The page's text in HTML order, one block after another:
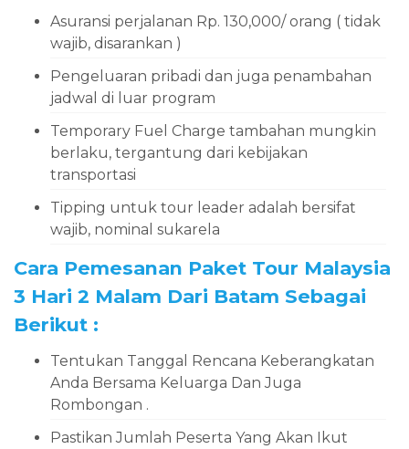
Asuransi perjalanan Rp. 130,000/ orang ( tidak
wajib, disarankan )
Pengeluaran pribadi dan juga penambahan
jadwal di luar program
Temporary Fuel Charge tambahan mungkin
berlaku, tergantung dari kebijakan
transportasi
Tipping untuk tour leader adalah bersifat
wajib, nominal sukarela
Cara Pemesanan Paket Tour Malaysia
3 Hari 2 Malam Dari Batam Sebagai
Berikut :
Tentukan Tanggal Rencana Keberangkatan
Anda Bersama Keluarga Dan Juga
Rombongan .
Pastikan Jumlah Peserta Yang Akan Ikut